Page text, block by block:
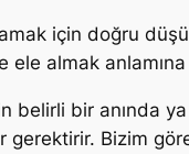
için doğru
almak anlamına
belirli bir anında
Bizim